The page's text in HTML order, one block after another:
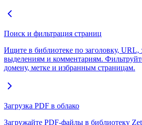
Поиск и фильтрация страниц
Ищите в библиотеке по заголовку, URL,
выделениям и комментариям.
домену, метке и избранным страницам.
Загрузка PDF в облако
Загружайте PDF-файлы в библиотеку